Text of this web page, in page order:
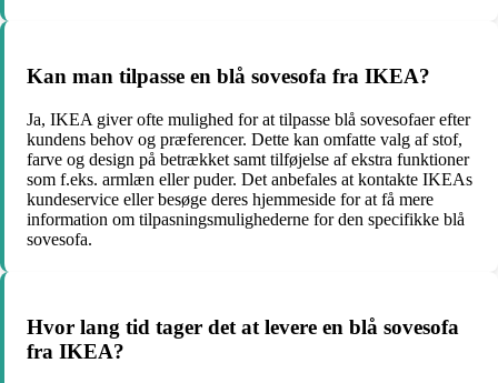
Kan man tilpasse en blå sovesofa fra IKEA?
Ja, IKEA giver ofte mulighed for at tilpasse blå sovesofaer efter
kundens behov og præferencer. Dette kan omfatte valg af stof,
farve og design på betrækket samt tilføjelse af ekstra funktioner
som f.eks. armlæn eller puder. Det anbefales at kontakte IKEAs
kundeservice eller besøge deres hjemmeside for at få mere
information om tilpasningsmulighederne for den specifikke blå
sovesofa.
Hvor lang tid tager det at levere en blå sovesofa
fra IKEA?